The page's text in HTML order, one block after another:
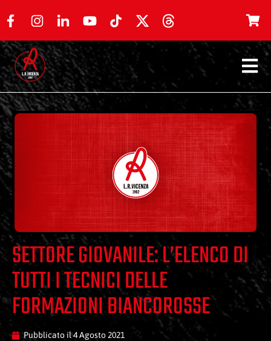
SETTORE GIOVANILE: L’ELENCO DI
TUTTI I TECNICI DELLE
FORMAZIONI BIANCOROSSE
Pubblicato il4 Agosto 2021